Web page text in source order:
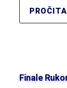
Finale